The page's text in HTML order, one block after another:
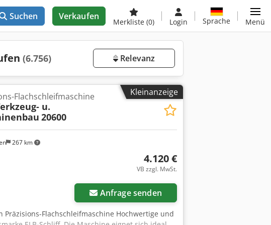
Suchen Verkaufen
Merkliste (0) Login Sprache Menü
(6.756) Relevanz
Kleinanzeige
267 km
Flachschleifmaschine
u.
20600
4.120 €
VB zzgl. MwSt.
Anfrage senden
Präzisions-Flachschleifmaschine Hochwertige und